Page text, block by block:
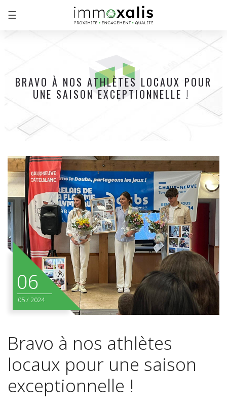
☰
BRAVO À NOS ATHLÈTES LOCAUX POUR
UNE SAISON EXCEPTIONNELLE !
06
05/ 2024
Bravo à nos athlètes
locaux pour une saison
exceptionnelle !